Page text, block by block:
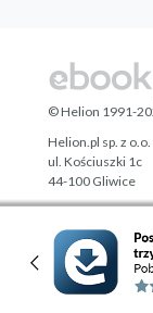
Designed with ♥
© Helion 1991-
Helion.pl sp. z o.o.
ul. Kościuszki 1c
44-100 Gliwice